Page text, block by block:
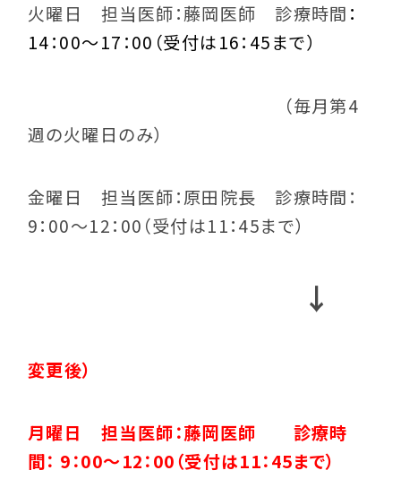
火曜日 担当医師：藤岡医師 診療時間 ：
14：00～17：00（受付は16：45まで）
（毎月第4
週の火曜日のみ）
金曜日 担当医師：原田院長 診療時間：
9：00～12：00（受付は11：45まで）
↓
変更後）
月曜日 担当医師：藤岡医師 診療時
間： 9：00～12：00（受付は11：45まで）